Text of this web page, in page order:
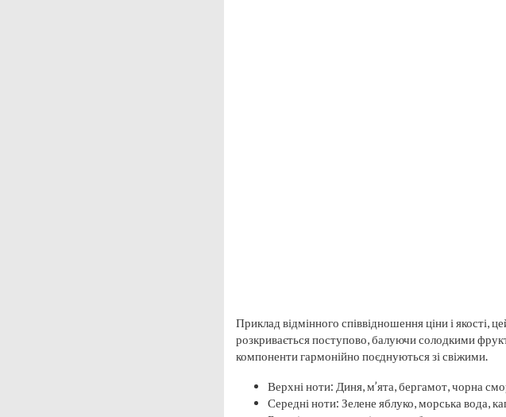
Приклад відмінного співвідношення ціни і якості,
розкривається поступово, балуючи солодкими
компоненти гармонійно поєднуються зі свіжими.
Верхні ноти: Диня, м’ята, бергамот, чорна
Середні ноти: Зелене яблуко, морська вода,